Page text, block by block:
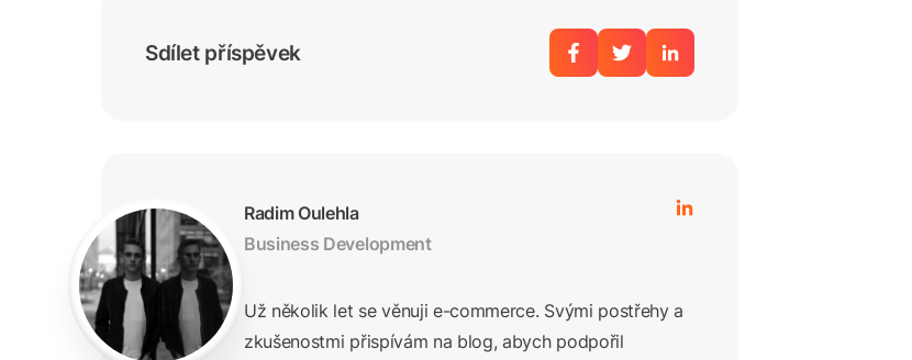
Sdílet příspěvek
Radim Oulehla
Business Development
Už několik let se věnuji e-commerce. Svými postřehy a
zkušenostmi přispívám na blog, abych podpořil